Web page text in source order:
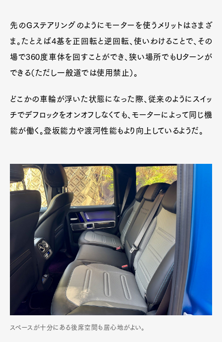
先のGステアリングのようにモーターを使うメリットはさまざ
ま。たとえば4基を正回転と逆回転、使いわけることで、その
場で360度車体を回すことができ、狭い場所でもUターンが
できる（ただし一般道では使用禁止）。
どこかの車輪が浮いた状態になった際、従来のようにスイッ
チでデフロックをオンオフしなくても、モーターによって同じ機
能が働く。登坂能力や渡河性能もより向上しているようだ。
スペースが十分にある後席空間も居心地がよい。